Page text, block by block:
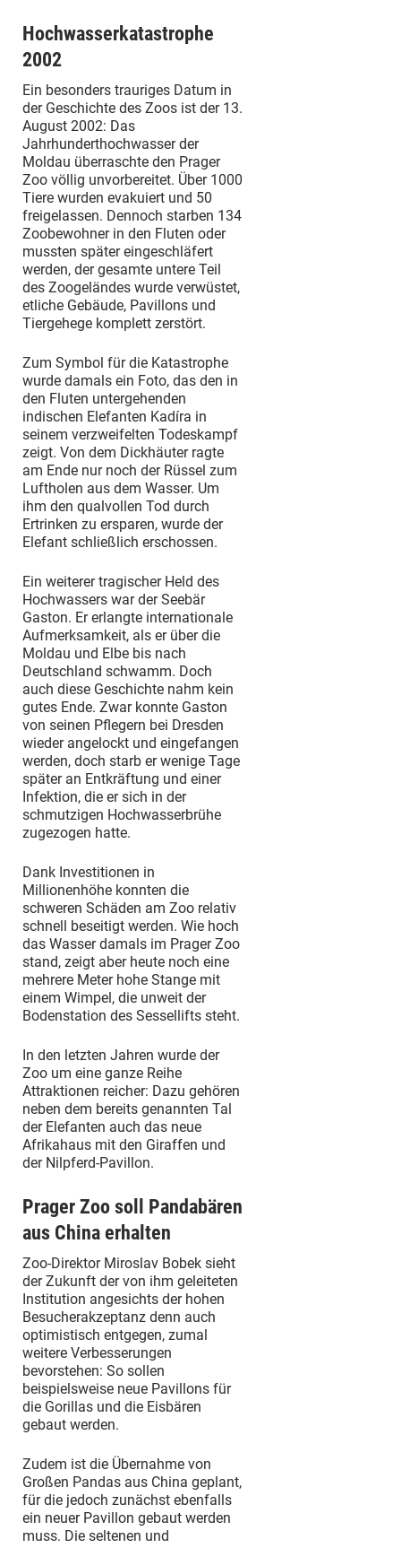
Hochwasserkatastrophe
2002
Ein besonders trauriges Datum in
der Geschichte des Zoos ist der 13.
August 2002: Das
Jahrhunderthochwasser der
Moldau überraschte den Prager
Zoo völlig unvorbereitet. Über 1000
Tiere wurden evakuiert und 50
freigelassen. Dennoch starben 134
Zoobewohner in den Fluten oder
mussten später eingeschläfert
werden, der gesamte untere Teil
des Zoogeländes wurde verwüstet,
etliche Gebäude, Pavillons und
Tiergehege komplett zerstört.
Zum Symbol für die Katastrophe
wurde damals ein Foto, das den in
den Fluten untergehenden
indischen Elefanten Kadíra in
seinem verzweifelten Todeskampf
zeigt. Von dem Dickhäuter ragte
am Ende nur noch der Rüssel zum
Luftholen aus dem Wasser. Um
ihm den qualvollen Tod durch
Ertrinken zu ersparen, wurde der
Elefant schließlich erschossen.
Ein weiterer tragischer Held des
Hochwassers war der Seebär
Gaston. Er erlangte internationale
Aufmerksamkeit, als er über die
Moldau und Elbe bis nach
Deutschland schwamm. Doch
auch diese Geschichte nahm kein
gutes Ende. Zwar konnte Gaston
von seinen Pflegern bei Dresden
wieder angelockt und eingefangen
werden, doch starb er wenige Tage
später an Entkräftung und einer
Infektion, die er sich in der
schmutzigen Hochwasserbrühe
zugezogen hatte.
Dank Investitionen in
Millionenhöhe konnten die
schweren Schäden am Zoo relativ
schnell beseitigt werden. Wie hoch
das Wasser damals im Prager Zoo
stand, zeigt aber heute noch eine
mehrere Meter hohe Stange mit
einem Wimpel, die unweit der
Bodenstation des Sessellifts steht.
In den letzten Jahren wurde der
Zoo um eine ganze Reihe
Attraktionen reicher: Dazu gehören
neben dem bereits genannten Tal
der Elefanten auch das neue
Afrikahaus mit den Giraffen und
der Nilpferd-Pavillon.
Prager Zoo soll Pandabären
aus China erhalten
Zoo-Direktor Miroslav Bobek sieht
der Zukunft der von ihm geleiteten
Institution angesichts der hohen
Besucherakzeptanz denn auch
optimistisch entgegen, zumal
weitere Verbesserungen
bevorstehen: So sollen
beispielsweise neue Pavillons für
die Gorillas und die Eisbären
gebaut werden.
Zudem ist die Übernahme von
Großen Pandas aus China geplant,
für die jedoch zunächst ebenfalls
ein neuer Pavillon gebaut werden
muss. Die seltenen und